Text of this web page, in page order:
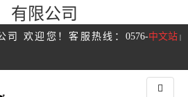
有限公司
中文站 |
司 欢迎您！客服热线：0576-